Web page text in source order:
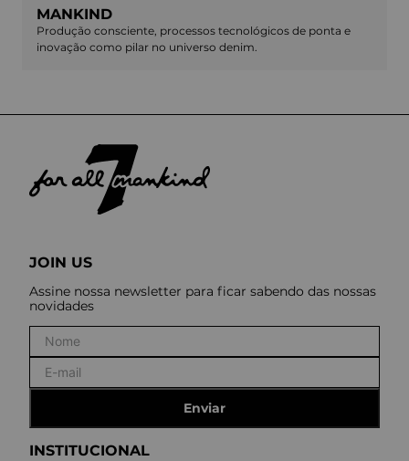
MANKIND
Produção consciente, processos tecnológicos de ponta e
inovação como pilar no universo denim.
INSTITUCIONAL
JOIN US
Assine nossa newsletter para ficar sabendo das nossas
novidades
Enviar